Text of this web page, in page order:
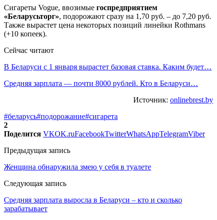
Сигареты Vogue, ввозимые госпредприятием
«Беларусьторг», подорожают сразу на 1,70 руб. – до 7,20 руб.
Также вырастет цена некоторых позиций линейки Rothmans
(+10 копеек).
Сейчас читают
В Беларуси с 1 января вырастет базовая ставка. Каким будет…
Средняя зарплата — почти 8000 рублей. Кто в Беларуси…
Источник: onlinebrest.by
#беларусь#подорожание#сигарета
2
Поделится VKOK.ruFacebookTwitterWhatsAppTelegramViber
Предыдущая запись
Женщина обнаружила змею у себя в туалете
Следующая запись
Средняя зарплата выросла в Беларуси – кто и сколько
зарабатывает